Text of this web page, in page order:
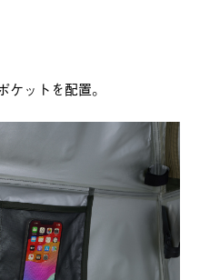
ットを配置。